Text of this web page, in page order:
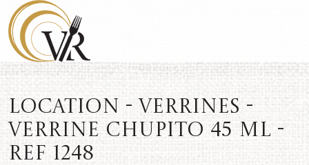
Location - Verrines -
Verrine Chupito 45 ml -
REF 1248